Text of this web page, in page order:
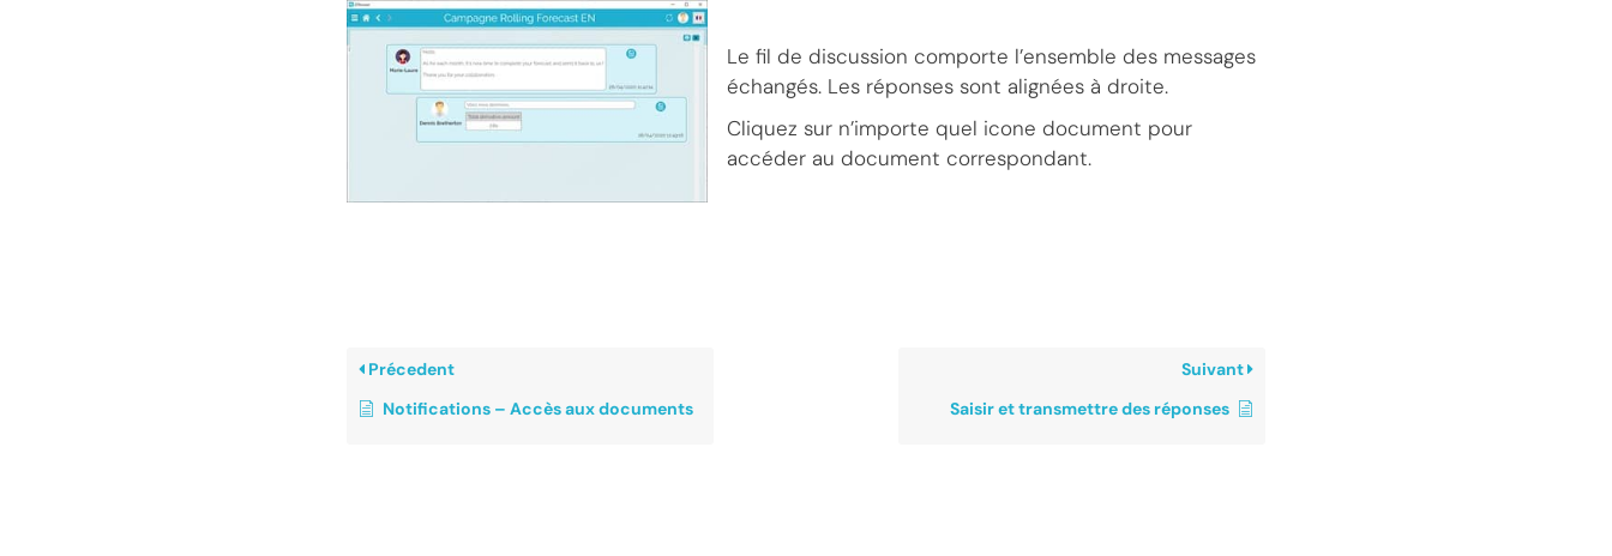
Le fil de discussion comporte l’ensemble des messages
échangés. Les réponses sont alignées à droite.
Cliquez sur n’importe quel icone document pour
accéder au document correspondant.
Précedent
Notifications – Accès aux documents
Suivant
Saisir et transmettre des réponses